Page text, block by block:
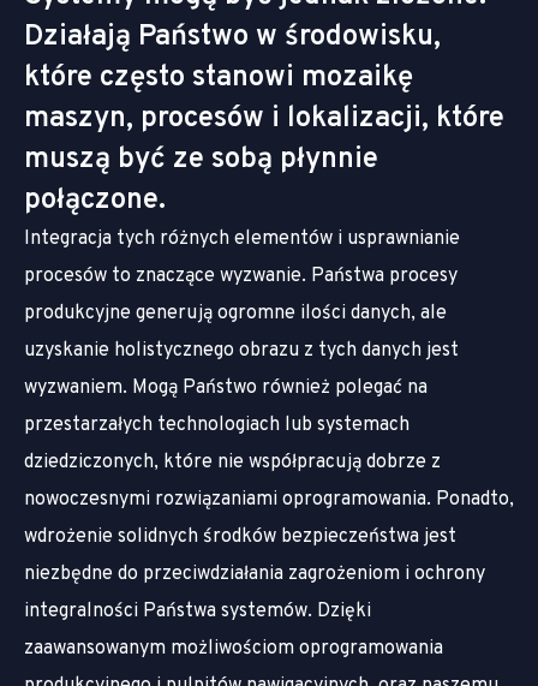
Działają Państwo w środowisku,
które często stanowi mozaikę
maszyn, procesów i lokalizacji, które
muszą być ze sobą płynnie
połączone.
Integracja tych różnych elementów i usprawnianie
procesów to znaczące wyzwanie. Państwa procesy
produkcyjne generują ogromne ilości danych, ale
uzyskanie holistycznego obrazu z tych danych jest
wyzwaniem. Mogą Państwo również polegać na
przestarzałych technologiach lub systemach
dziedziczonych, które nie współpracują dobrze z
nowoczesnymi rozwiązaniami oprogramowania. Ponadto,
wdrożenie solidnych środków bezpieczeństwa jest
niezbędne do przeciwdziałania zagrożeniom i ochrony
integralności Państwa systemów. Dzięki
zaawansowanym możliwościom oprogramowania